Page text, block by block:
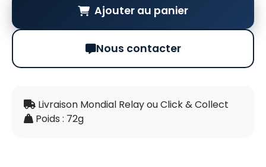
Ajouter au panier
Nous contacter
Livraison Mondial Relay ou Click & Collect
Poids : 72g